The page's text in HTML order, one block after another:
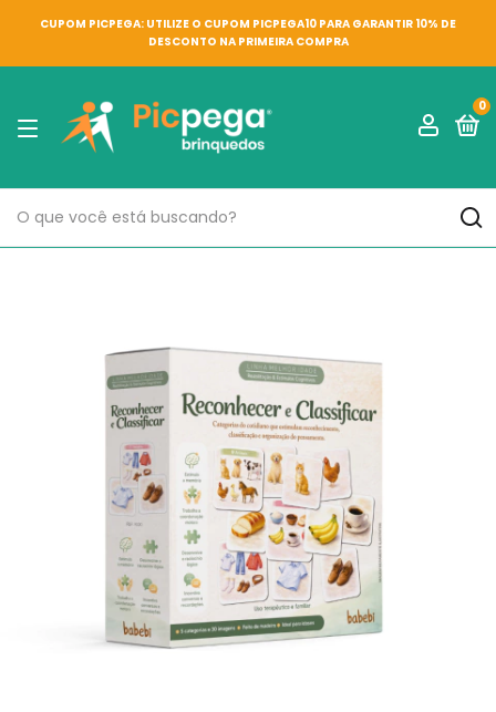
CUPOM PICPEGA: UTILIZE O CUPOM PICPEGA10 PARA GARANTIR 10% DE
DESCONTO NA PRIMEIRA COMPRA
0